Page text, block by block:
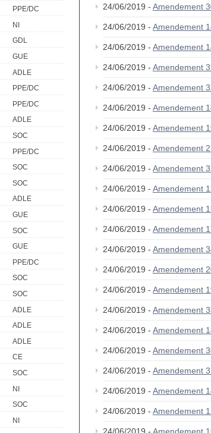
PPE/DC
NI
GDL
GUE
ADLE
PPE/DC
PPE/DC
ADLE
SOC
PPE/DC
SOC
SOC
ADLE
GUE
SOC
GUE
PPE/DC
SOC
SOC
ADLE
ADLE
ADLE
CE
SOC
NI
SOC
NI
24/06/2019 - Amendement
24/06/2019 - Amendement
24/06/2019 - Amendement
24/06/2019 - Amendement
24/06/2019 - Amendement
24/06/2019 - Amendement
24/06/2019 - Amendement
24/06/2019 - Amendement
24/06/2019 - Amendement
24/06/2019 - Amendement
24/06/2019 - Amendement
24/06/2019 - Amendement
24/06/2019 - Amendement
24/06/2019 - Amendement
24/06/2019 - Amendement
24/06/2019 - Amendement
24/06/2019 - Amendement
24/06/2019 - Amendement
24/06/2019 - Amendement
24/06/2019 - Amendement
24/06/2019 - Amendement